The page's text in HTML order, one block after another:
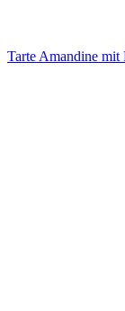
Tarte Amandine mit